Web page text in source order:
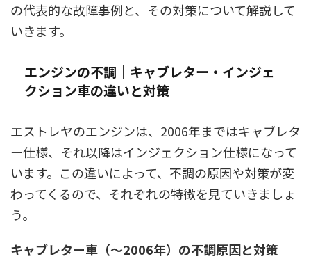
の代表的な故障事例と、その対策について解説して
いきます。
エンジンの不調｜キャブレター・インジェ
クション車の違いと対策
エストレヤのエンジンは、2006年まではキャブレタ
ー仕様、それ以降はインジェクション仕様になって
います。この違いによって、不調の原因や対策が変
わってくるので、それぞれの特徴を見ていきましょ
う。
キャブレター車（～2006年）の不調原因と対策